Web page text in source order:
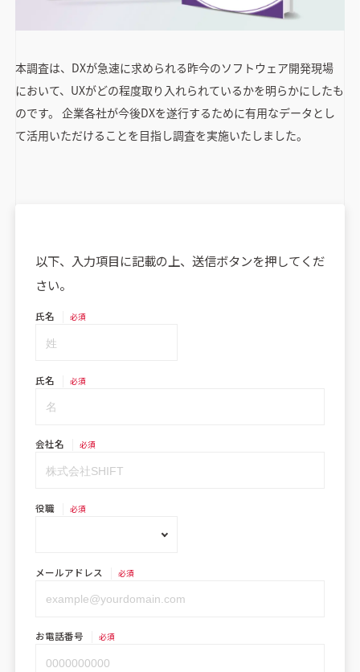
本調査は、DXが急速に求められる昨今のソフトウェア開発現場
において、UXがどの程度取り入れられているかを明らかにしたも
のです。 企業各社が今後DXを遂行するために有用なデータとし
て活用いただけることを目指し調査を実施いたしました。